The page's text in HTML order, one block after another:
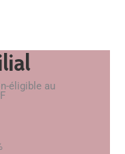
éligible au